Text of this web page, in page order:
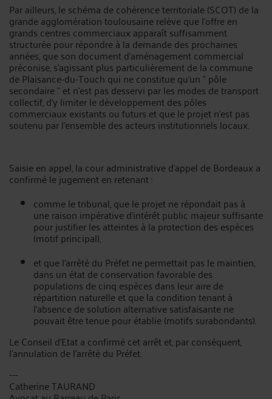
Par ailleurs, le schéma de cohérence territoriale (SCOT) de la
grande agglomération toulousaine relève que l'offre en
grands centres commerciaux apparaît suffisamment
structurée pour répondre à la demande des prochaines
années, que son document d'aménagement commercial
préconise, s'agissant plus particulièrement de la commune
de Plaisance-du-Touch qui ne constitue qu'un " pôle
secondaire " et n'est pas desservi par les modes de transport
collectif, d'y limiter le développement des pôles
commerciaux existants ou futurs et que le projet n'est pas
soutenu par l'ensemble des acteurs institutionnels locaux.
Saisie en appel, la cour administrative d'appel de Bordeaux a
confirmé le jugement en retenant :
comme le tribunal, que le projet ne répondait pas à
une raison impérative d'intérêt public majeur suffisante
pour justifier les atteintes à la protection des espèces
(motif principal),
et que l'arrêté du Préfet ne permettait pas le maintien,
dans un état de conservation favorable des
populations de cinq espèces dans leur aire de
répartition naturelle et que la condition tenant à
l'absence de solution alternative satisfaisante ne
pouvait être tenue pour établie (motifs surabondants).
Le Conseil d’Etat a confirmé cet arrêt et, par conséquent,
l’annulation de l’arrêté du Préfet.
---
Catherine TAURAND